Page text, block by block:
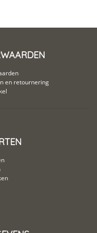
en retournering